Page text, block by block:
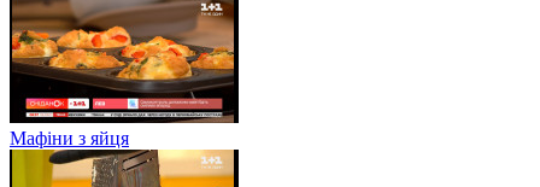
Мафіни з яйця